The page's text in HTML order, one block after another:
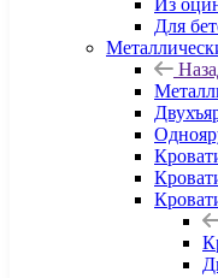
Из
Для